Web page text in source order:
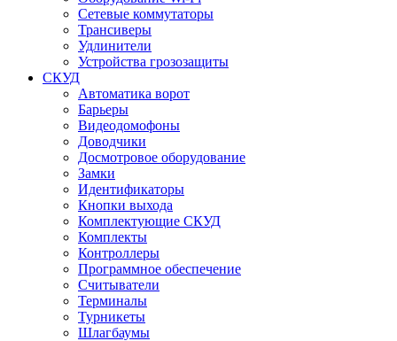
Сетевые коммутаторы
Трансиверы
Удлинители
Устройства грозозащиты
СКУД
Автоматика ворот
Барьеры
Видеодомофоны
Доводчики
Досмотровое оборудование
Замки
Идентификаторы
Кнопки выхода
Комплектующие СКУД
Комплекты
Контроллеры
Программное обеспечение
Считыватели
Терминалы
Турникеты
Шлагбаумы